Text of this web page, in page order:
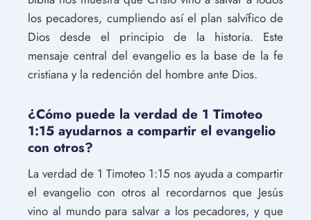
los pecadores, cumpliendo así el plan salvífico de
Dios desde el principio de la historia. Este
mensaje central del evangelio es la base de la fe
cristiana y la redención del hombre ante Dios.
¿Cómo puede la verdad de 1 Timoteo
1:15 ayudarnos a compartir el evangelio
con otros?
La verdad de 1 Timoteo 1:15 nos ayuda a compartir
el evangelio con otros al recordarnos que Jesús
vino al mundo para salvar a los pecadores, y que